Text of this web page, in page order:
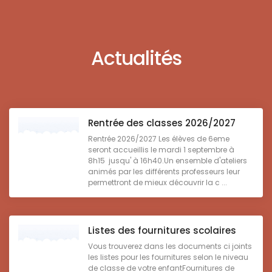
Actualités
Rentrée des classes 2026/2027
Rentrée 2026/2027 Les élèves de 6eme
seront accueillis le mardi 1 septembre à
8h15 jusqu' à 16h40.Un ensemble d'ateliers
animés par les différents professeurs leur
permettront de mieux découvrir la c ...
Listes des fournitures scolaires
Vous trouverez dans les documents ci joints
les listes pour les fournitures selon le niveau
de classe de votre enfantFournitures de